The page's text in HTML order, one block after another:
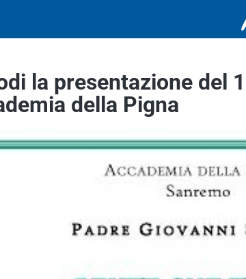
la presentazione del
della Pigna